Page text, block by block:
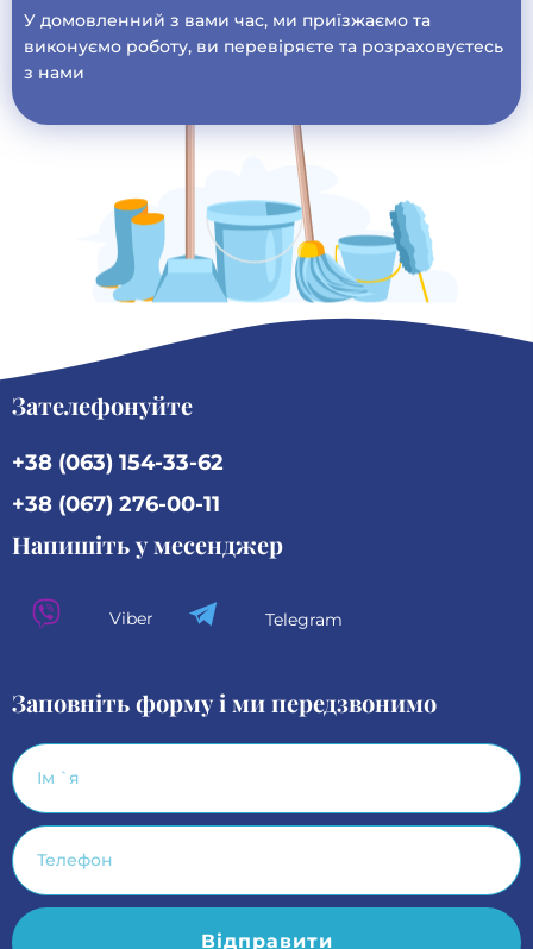
У домовленний з вами час, ми приїзжаємо та
виконуємо роботу, ви перевіряєте та розраховуєтесь
з нами
Зателефонуйте
+38 (063) 154-33-62
+38 (067) 276-00-11
Напишіть у месенджер
Viber Telegram
Заповніть форму і ми передзвонимо
Відправити